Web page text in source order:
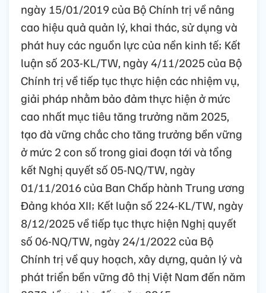
ngày 15/01/2019 của Bộ Chính trị về nâng
cao hiệu quả quản lý, khai thác, sử dụng và
phát huy các nguồn lực của nền kinh tế; Kết
luận số 203-KL/TW, ngày 4/11/2025 của Bộ
Chính trị về tiếp tục thực hiện các nhiệm vụ,
giải pháp nhằm bảo đảm thực hiện ở mức
cao nhất mục tiêu tăng trưởng năm 2025,
tạo đà vững chắc cho tăng trưởng bền vững
ở mức 2 con số trong giai đoạn tới và tổng
kết Nghị quyết số 05-NQ/TW, ngày
01/11/2016 của Ban Chấp hành Trung ương
Đảng khóa XII; Kết luận số 224-KL/TW, ngày
8/12/2025 về tiếp tục thực hiện Nghị quyết
số 06-NQ/TW, ngày 24/1/2022 của Bộ
Chính trị về quy hoạch, xây dựng, quản lý và
phát triển bền vững đô thị Việt Nam đến năm